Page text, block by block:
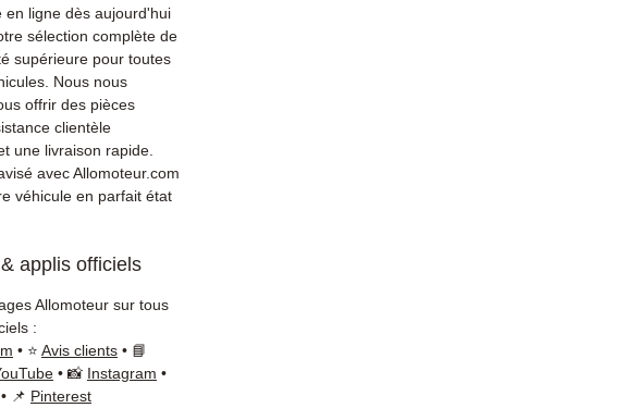
en ligne dès aujourd'hui
sélection complète de
supérieure pour toutes
Nous nous
offrir des pièces
clientèle
une livraison rapide.
avec Allomoteur.com
véhicule en parfait état
applis officiels
Allomoteur sur tous
:
• ⭐ Avis clients • 📘
• 📸 Instagram •
• 📌 Pinterest